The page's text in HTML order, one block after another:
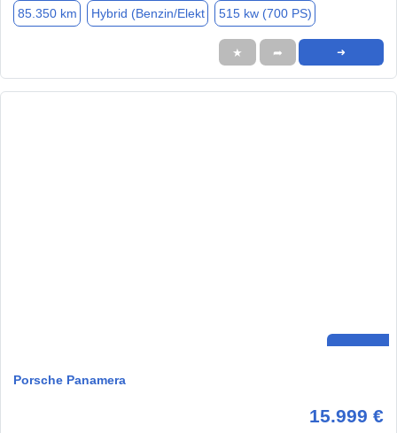
85.350 km Hybrid (Benzin/Elekt 515 kw (700 PS)
★ ➦ ➜
Porsche Panamera
15.999 €